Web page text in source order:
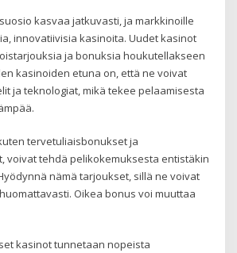
kasvaa jatkuvasti, ja markkinoille
innovatiivisia kasinoita. Uudet kasinot
ja bonuksia houkutellakseen
kasinoiden etuna on, että ne voivat
ja teknologiat, mikä tekee pelaamisesta
tervetuliaisbonukset ja
voivat tehdä pelikokemuksesta entistäkin
nämä tarjoukset, sillä ne voivat
Oikea bonus voi muuttaa
kasinot tunnetaan nopeista